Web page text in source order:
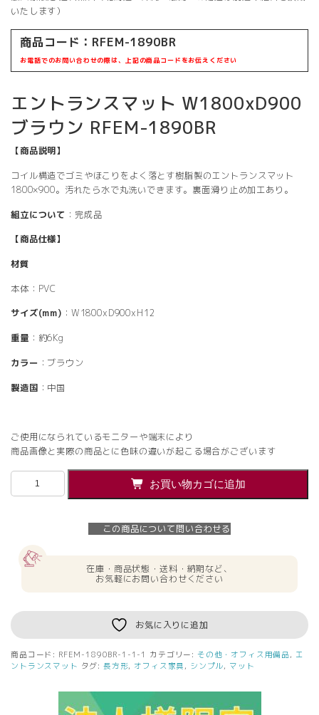
いたします）
商品コード：RFEM-1890BR
お電話でのお問い合わせの際は、上記の商品コードをお伝えください
エントランスマット W1800xD900
ブラウン RFEM-1890BR
【商品説明】
コイル構造でゴミやほこりをよく落とす樹脂製のエントランスマット
1800×900。汚れたら水で丸洗いできます。裏面滑り止め加工あり。
組立について ：完成品
【商品仕様】
材質
本体：PVC
サイズ(mm) ：W1800xD900xH12
重量 ：約6Kg
カラー ：ブラウン
製造国 ：中国
ご使用になられているモニターや端末により
商品画像と実際の商品とに色味の違いが起こる場合がございます
【法
ス
マ
ト
お買い物カゴに追加
この商品について問い合わせる
在庫・商品状態・送料・納期など、
お気軽にお問い合わせください
お気に入りに追加
商品コード: RFEM-1890BR-1-1-1 カテゴリー: その他・オフィス用備品, エ
ントランスマット タグ: 長方形, オフィス家具 , シンプル, マット